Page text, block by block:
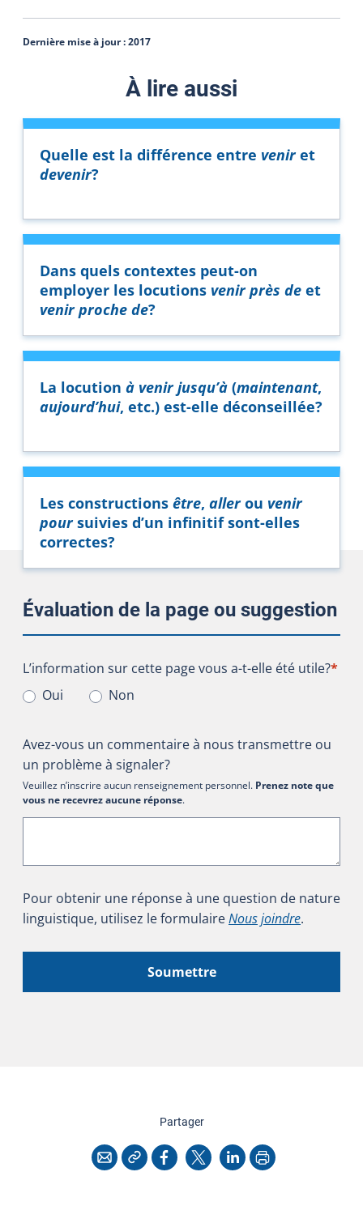
Dernière mise à jour :2017
À lire aussi
Quelle est la différence entre veniret
devenir?
Dans quels contextes peut-on
employer les locutions venir près de et
venir proche de?
La locution à venir jusqu’à (maintenant,
aujourd’hui, etc.) est-elle déconseillée?
Les constructions être, allerou venir
poursuivies d’un infinitif sont-elles
correctes?
Évaluation de la page ou suggestion
L’information sur cette page vous a-t-elle été utile?
L’information sur cette page vous a-t-elle été utile?*
Oui
Non
Avez-vous un commentaire à nous transmettre ou
un problème à signaler?
Veuillez n’inscrire aucun renseignement personnel. Prenez note que
vous ne recevrez aucune réponse.
Pour obtenir une réponse à une question de nature
linguistique, utilisez le formulaireNous joindre.
Soumettre
Partagercette page
CourrielCopier l'adresse
Facebook
X LinkedInImprimer